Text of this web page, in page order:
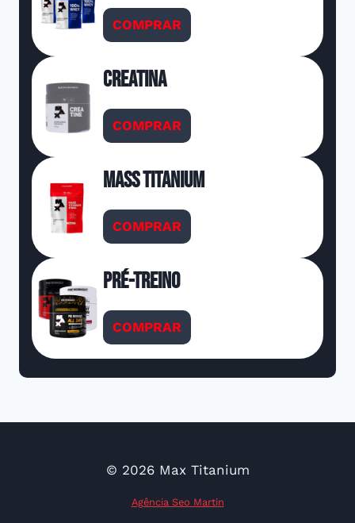
COMPRAR
Creatina
COMPRAR
Mass Titanium
COMPRAR
Pré-Treino
COMPRAR
© 2026 Max Titanium
Agência Seo Martin